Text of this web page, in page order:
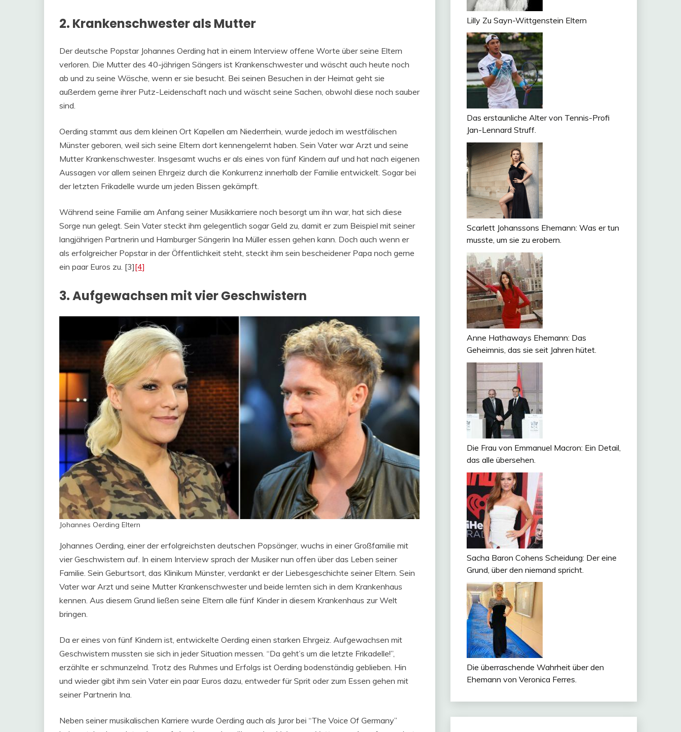
2. Krankenschwester als Mutter
Der deutsche Popstar Johannes Oerding hat in einem Interview offene Worte über seine Eltern
verloren. Die Mutter des 40-jährigen Sängers ist Krankenschwester und wäscht auch heute noch
ab und zu seine Wäsche, wenn er sie besucht. Bei seinen Besuchen in der Heimat geht sie
außerdem gerne ihrer Putz-Leidenschaft nach und wäscht seine Sachen, obwohl diese noch sauber
sind.
Oerding stammt aus dem kleinen Ort Kapellen am Niederrhein, wurde jedoch im westfälischen
Münster geboren, weil sich seine Eltern dort kennengelernt haben. Sein Vater war Arzt und seine
Mutter Krankenschwester. Insgesamt wuchs er als eines von fünf Kindern auf und hat nach eigenen
Aussagen vor allem seinen Ehrgeiz durch die Konkurrenz innerhalb der Familie entwickelt. Sogar bei
der letzten Frikadelle wurde um jeden Bissen gekämpft.
Während seine Familie am Anfang seiner Musikkarriere noch besorgt um ihn war, hat sich diese
Sorge nun gelegt. Sein Vater steckt ihm gelegentlich sogar Geld zu, damit er zum Beispiel mit seiner
langjährigen Partnerin und Hamburger Sängerin Ina Müller essen gehen kann. Doch auch wenn er
als erfolgreicher Popstar in der Öffentlichkeit steht, steckt ihm sein bescheidener Papa noch gerne
ein paar Euros zu. [3][4]
3. Aufgewachsen mit vier Geschwistern
Johannes Oerding Eltern
Johannes Oerding, einer der erfolgreichsten deutschen Popsänger, wuchs in einer Großfamilie mit
vier Geschwistern auf. In einem Interview sprach der Musiker nun offen über das Leben seiner
Familie. Sein Geburtsort, das Klinikum Münster, verdankt er der Liebesgeschichte seiner Eltern. Sein
Vater war Arzt und seine Mutter Krankenschwester und beide lernten sich in dem Krankenhaus
kennen. Aus diesem Grund ließen seine Eltern alle fünf Kinder in diesem Krankenhaus zur Welt
bringen.
Da er eines von fünf Kindern ist, entwickelte Oerding einen starken Ehrgeiz. Aufgewachsen mit
Geschwistern mussten sie sich in jeder Situation messen. “Da geht’s um die letzte Frikadelle!”,
erzählte er schmunzelnd. Trotz des Ruhmes und Erfolgs ist Oerding bodenständig geblieben. Hin
und wieder gibt ihm sein Vater ein paar Euros dazu, entweder für Sprit oder zum Essen gehen mit
seiner Partnerin Ina.
Neben seiner musikalischen Karriere wurde Oerding auch als Juror bei “The Voice Of Germany”
Lilly Zu Sayn-Wittgenstein Eltern
Das erstaunliche Alter von Tennis-Profi
Jan-Lennard Struff.
Scarlett Johanssons Ehemann: Was er tun
musste, um sie zu erobern.
Anne Hathaways Ehemann: Das
Geheimnis, das sie seit Jahren hütet.
Die Frau von Emmanuel Macron: Ein Detail,
das alle übersehen.
Sacha Baron Cohens Scheidung: Der eine
Grund, über den niemand spricht.
Die überraschende Wahrheit über den
Ehemann von Veronica Ferres.